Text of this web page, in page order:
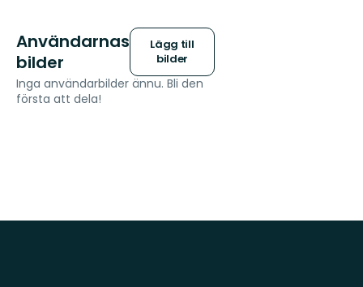
Användarnas
bilder
Lägg till
bilder
Inga användarbilder ännu. Bli den
första att dela!